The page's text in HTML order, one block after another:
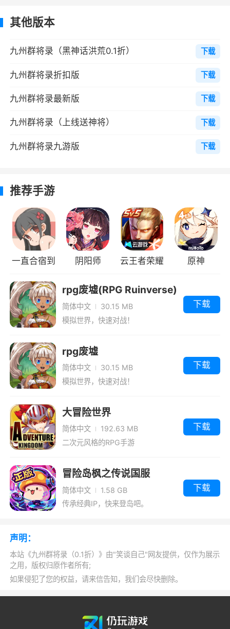
3、几百种炫酷的武将技能，特效炸裂
4、极品战斗打击：神秘的仙侠世界，打造
最佳的战斗效果，顶级特效渲染真实华丽打击感
5、史诗的三国的较量，让你们来拥有超爽
6、社交互动：游戏中有多种社交互动方
式，玩家可以与其他玩家进行交流，或者加入公
小编评价
1、浪漫的情缘系统，你有机会在这个唯美精
彩的武侠世界结识到自己武侠伴侣，与其组成一
对恩爱的侠侣
2、玩家将要在多元化的仙侠世界中自由的
进行挑战冒险，自由的选择自己的成长路线，尽
情的去进行战斗试炼
其他版本
九州群将录（黑神话洪荒0.1折） 下载
九州群将录折扣版 下载
九州群将录最新版 下载
九州群将录（上线送神将） 下载
九州群将录九游版 下载
推荐手游
一直合宿到
早上汉化最
新版
阴阳师 云王者荣耀 原神
rpg废墟(RPG Ruinverse)
简体中文
30.15 MB
模拟世界，快速对战！
下载
rpg废墟
简体中文
30.15 MB
模拟世界，快速对战！
下载
大冒险世界
简体中文
192.63 MB
二次元风格的RPG手游
下载
冒险岛枫之传说国服
简体中文
1.58 GB
传承经典IP，快来登岛吧。
下载
声明：
本站《九州群将录（0.1折）》由"笑谈自己"网友提供，仅作为展示
之用，版权归原作者所有;
如果侵犯了您的权益，请来信告知，我们会尽快删除。